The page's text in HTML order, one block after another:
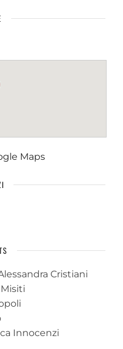
Maps
Cristiani
Innocenzi